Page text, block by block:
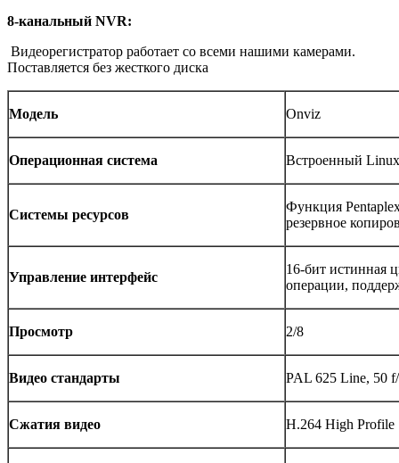
8-канальный NVR:
Видеорегистратор работает со всеми нашими камерами.
Поставляется без жесткого диска
Модель Onviz
Операционная система Встроенный Linux
Системы ресурсов
Функция
резервное
Управление интерфейс
16-бит истинная
операции,
Просмотр 2/8
Видео стандарты PAL 625 Line, 50
Сжатия видео H.264 High Profile